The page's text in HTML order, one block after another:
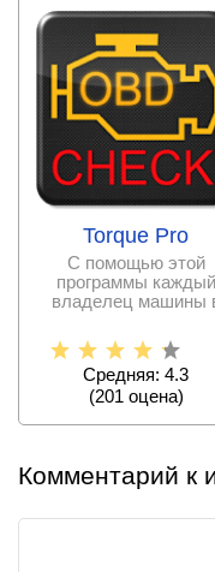
Torque Pro
С помощью этой
программы каждый
владелец машины
проверить состояние
Средняя: 4.3
(201 оценa)
Комментарий к